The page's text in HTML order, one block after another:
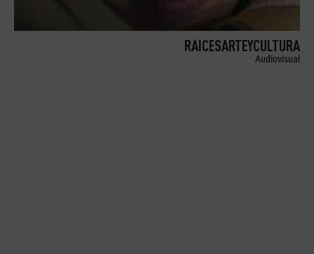
RAICESARTEYCULTURA
Audiovisual